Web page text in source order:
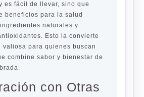
es fácil de llevar, sino que
beneficios para la salud
naturales y
Esto la convierte
valiosa para quienes buscan
combine sabor y bienestar de
con Otras